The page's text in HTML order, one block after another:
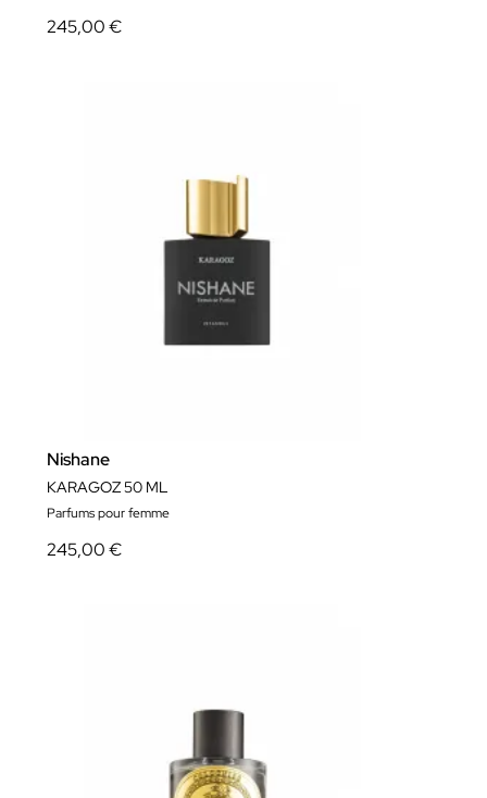
245,00 €
Nishane
KARAGOZ 50 ML
Parfums pour femme
245,00 €